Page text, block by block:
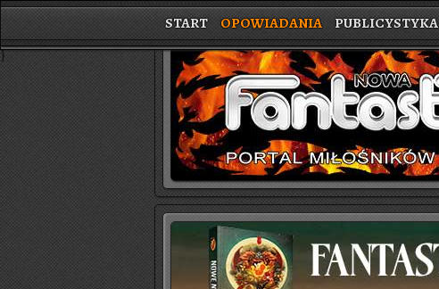
START OPOWIADANIA PUBLICYSTYKA
}